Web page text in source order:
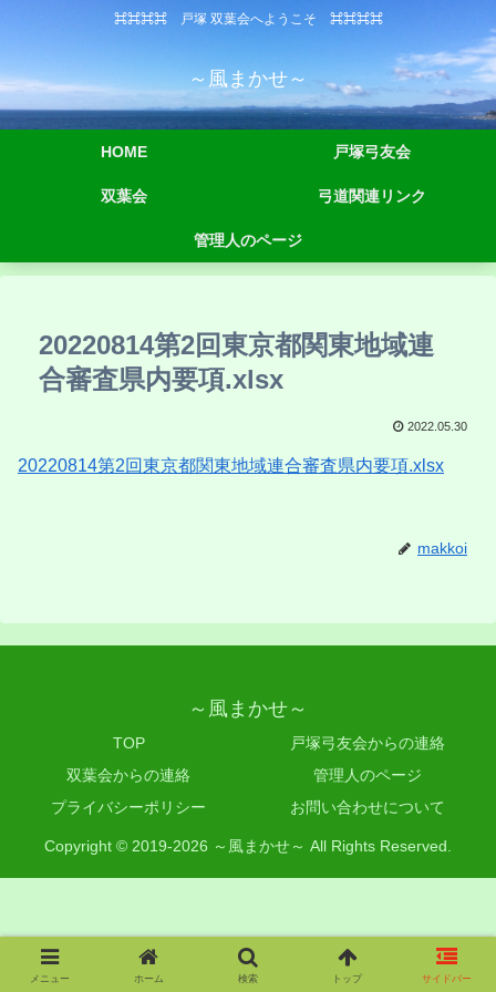
⌘⌘⌘⌘ 戸塚 双葉会へようこそ ⌘⌘⌘⌘
～風まかせ～
HOME 戸塚弓友会
双葉会 弓道関連リンク
管理人のページ
20220814第2回東京都関東地域連
合審査県内要項.xlsx
2022.05.30
20220814第2回東京都関東地域連合審査県内要項.xlsx
makkoi
～風まかせ～
TOP
戸塚弓友会からの連絡
双葉会からの連絡
管理人のページ
プライバシーポリシー
お問い合わせについて
Copyright © 2019-2026 ～風まかせ～ All Rights Reserved.
メニュー ホーム 検索 トップ サイドバー